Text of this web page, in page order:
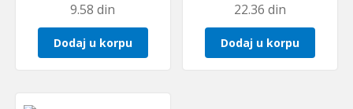
9.58din
Dodaj u korpu
22.36din
Dodaj u korpu